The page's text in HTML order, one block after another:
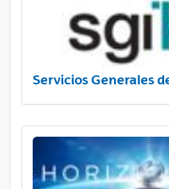
Servicios Generales